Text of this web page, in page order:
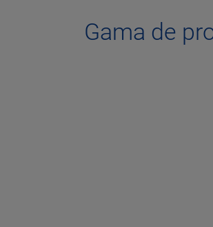
Gama de